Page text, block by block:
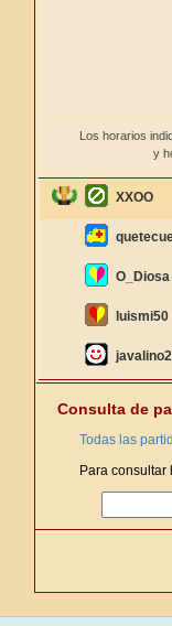
Los horarios
y
XXOO
O_Diosa
luismi50
Consulta de
Todas las
Para